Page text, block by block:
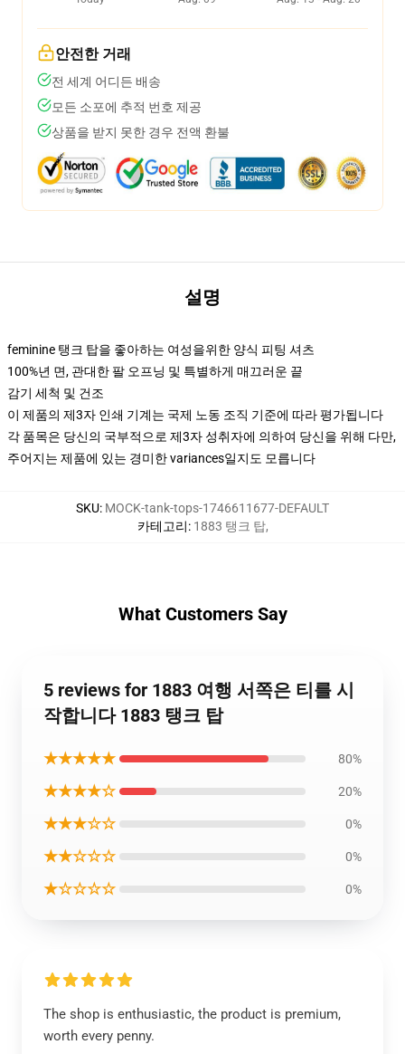
안전한 거래
전 세계 어디든 배송
모든 소포에 추적 번호 제공
상품을 받지 못한 경우 전액 환불
설명
feminine 탱크 탑을 좋아하는 여성을위한 양식 피팅 셔츠
100%년 면, 관대한 팔 오프닝 및 특별하게 매끄러운 끝
감기 세척 및 건조
이 제품의 제3자 인쇄 기계는 국제 노동 조직 기준에 따라 평가됩니다
각 품목은 당신의 국부적으로 제3자 성취자에 의하여 당신을 위해 다만,
주어지는 제품에 있는 경미한 variances일지도 모릅니다
SKU: MOCK-tank-tops-1746611677-DEFAULT
카테고리: 1883 탱크 탑,
What Customers Say
5 reviews for 1883 여행 서쪽은 티를 시
작합니다 1883 탱크 탑
★★★★★ 80%
★★★★☆ 20%
★★★☆☆ 0%
★★☆☆☆ 0%
★☆☆☆☆ 0%
The shop is enthusiastic, the product is premium,
worth every penny.